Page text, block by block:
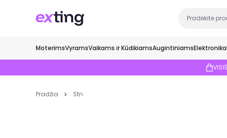
MoterimsVyramsVaikams ir KūdikiamsAugintiniamsElektronika
Pradžia Stn